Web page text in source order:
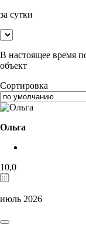
за сутки
В настоящее время
объект
Сортировка
Ольга
10,0
июль 2026